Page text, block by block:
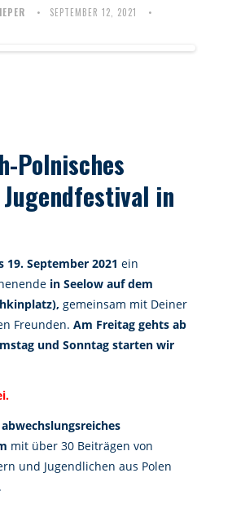
SEPTEMBER 12, 2021
Polnisches
in
19. September 2021 ein
in Seelow auf dem
gemeinsam mit Deiner
Freunden. Am Freitag gehts ab
und Sonntag starten wir
abwechslungsreiches
mit über 30 Beiträgen von
und Jugendlichen aus Polen